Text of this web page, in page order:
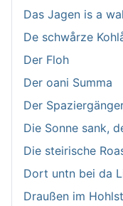
Das Jagen is a
De schwårze
Der Floh
Der oani Summa
Der
Die Sonne sank,
Die steirische
Dort untn bei da
Draußen im